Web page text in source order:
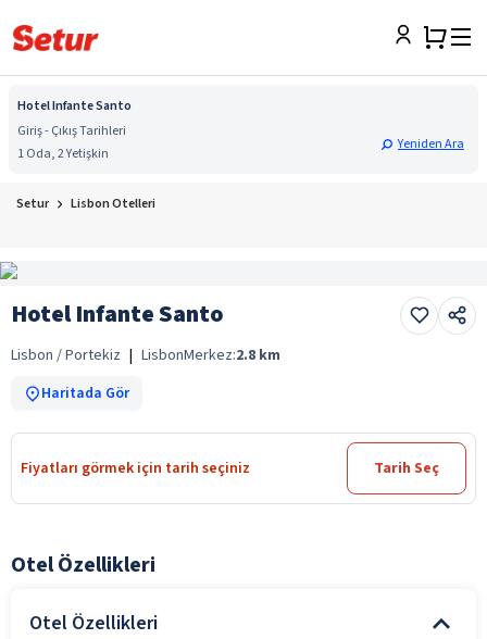
Hotel Infante Santo
Giriş - Çıkış Tarihleri
1 Oda, 2 Yetişkin
Yeniden Ara
Setur Lisbon Otelleri
Hotel Infante Santo
Lisbon / Portekiz | LisbonMerkez:2.8 km
Haritada Gör
Fiyatları görmek için tarih seçiniz Tarih Seç
Otel Özellikleri
Otel Özellikleri